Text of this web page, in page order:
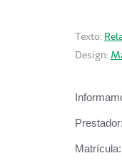
Texto:
Design:
Prestador:
Matrícula: